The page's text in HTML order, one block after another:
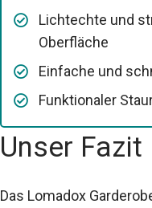
Lichtechte und
Oberfläche
Einfache und
Funktionaler
Unser Fazit
Das Lomadox